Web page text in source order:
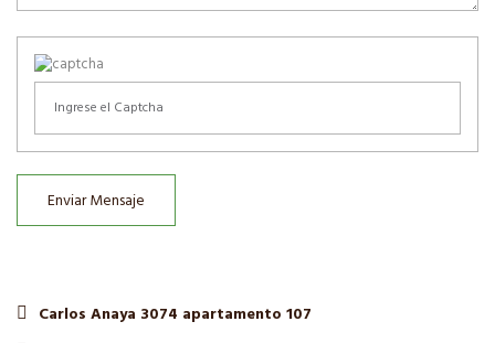
Enviar Mensaje
Carlos Anaya 3074 apartamento 107